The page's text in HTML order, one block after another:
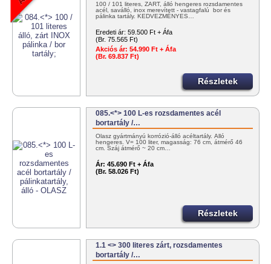
100 / 101 literes, ZÁRT, álló hengeres rozsdamentes
acél, saválló, inox merevített - vastagfalú bor és
pálinka tartály. KEDVEZMÉNYES…
Eredeti ár: 59.500 Ft + Áfa
(Br. 75.565 Ft)
Akciós ár: 54.990 Ft + Áfa
(Br. 69.837 Ft)
Részletek
085.<*> 100 L-es rozsdamentes acél
bortartály /…
Olasz gyártmányú korrózió-álló acéltartály. Álló
hengeres. V= 100 liter, magasság: 76 cm, átmérő 46
cm. Száj átmérő ~ 20 cm…
Ár: 45.690 Ft + Áfa
(Br. 58.026 Ft)
Részletek
1.1 <> 300 literes zárt, rozsdamentes
bortartály /…